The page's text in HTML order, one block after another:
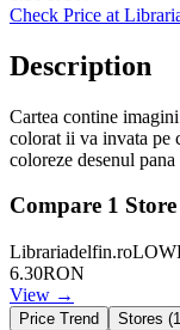
Check Price at
Description
Cartea contine
colorat ii va invata pe
coloreze desenul pana
Compare 1 Store
Librariadelfin.ro
6.30RON
View →
Price Trend Stores (1